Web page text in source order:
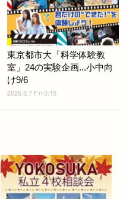
東京都市大「科学体験教
室」24の実験企画...小中向
け9/6
2026.8.7 Fri 0:15